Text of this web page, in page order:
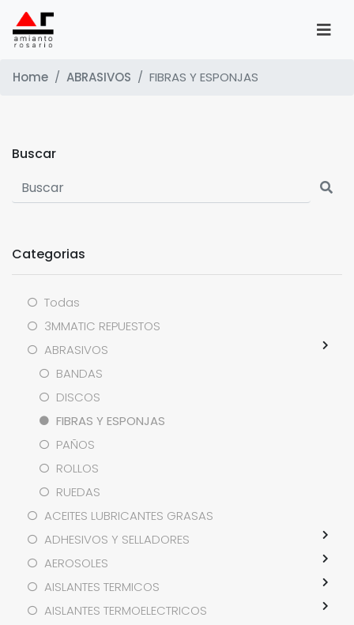
Home ABRASIVOS FIBRAS Y ESPONJAS
Buscar
Categorias
Todas
3MMATIC REPUESTOS
ABRASIVOS
BANDAS
DISCOS
FIBRAS Y ESPONJAS
PAÑOS
ROLLOS
RUEDAS
ACEITES LUBRICANTES GRASAS
ADHESIVOS Y SELLADORES
AEROSOLES
AISLANTES TERMICOS
AISLANTES TERMOELECTRICOS